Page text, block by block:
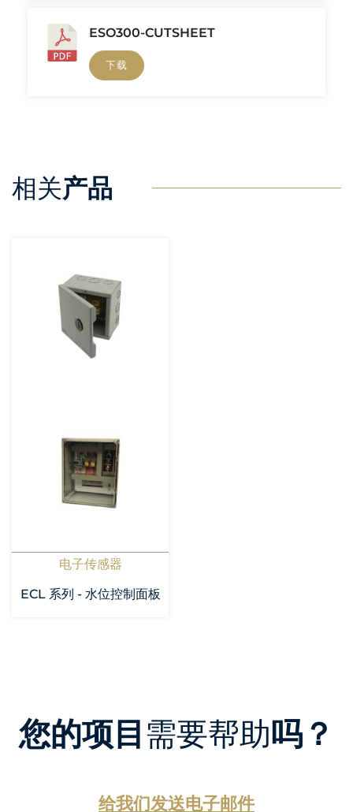
ESO300-CUTSHEET
下载
相关产品
电子传感器
ECL 系列 - 水位控制面板
您的项目需要帮助吗？
给我们发送电子邮件